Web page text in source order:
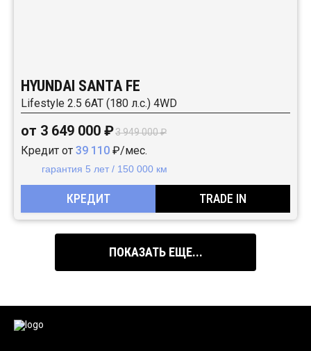
HYUNDAI SANTA FE
Lifestyle 2.5 6АТ (180 л.с.) 4WD
от 3 649 000 ₽3 949 000 ₽
Кредит от 39 110 ₽/мес.
гарантия 5 лет / 150 000 км
КРЕДИТ TRADE IN
ПОКАЗАТЬ ЕЩЕ...